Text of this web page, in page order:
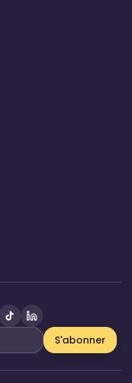
S'abonner